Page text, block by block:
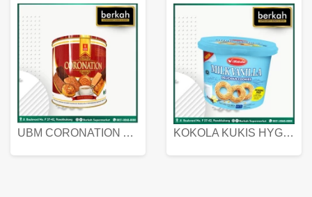
UBM CORONATION ASSORTED BISKUIT KALENG 450 GRAM KOKOLA KUKIS HYGIENIC MILK VANILLA PACK 320 GR